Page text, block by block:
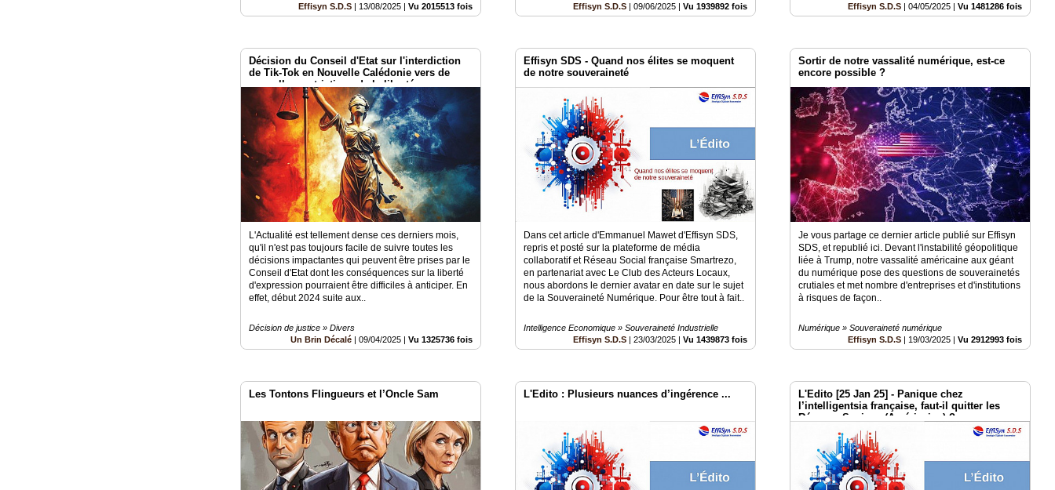
Effisyn S.D.S | 13/08/2025 |Vu 2015513 fois
Effisyn S.D.S |09/06/2025 |Vu 1939892 fois
Effisyn S.D.S |04/05/2025 |Vu 1481286 fois
Décision du Conseil d'Etat sur l'interdiction
de Tik-Tok en Nouvelle Calédonie vers de
nouvelles restrictions de la liberté
d'expression?
L'Actualité est tellement dense ces derniers mois,
qu'il n'est pas toujours facile de suivre toutes les
décisions impactantes qui peuvent être prises par le
Conseil d'Etat dont les conséquences sur la liberté
d'expression pourraient être difficiles à anticiper. En
effet, début 2024 suite aux..
Décision de justice » Divers
Un Brin Décalé |09/04/2025 |Vu 1325736 fois
Effisyn SDS - Quand nos élites se moquent
de notre souveraineté
Dans cet article d'Emmanuel Mawet d'Effisyn SDS,
repris et posté sur la plateforme de média
collaboratif et Réseau Social française Smartrezo,
en partenariat avec Le Club des Acteurs Locaux,
nous abordons le dernier avatar en date sur le sujet
de la Souveraineté Numérique. Pour être tout à fait..
Intelligence Economique » Souveraineté Industrielle
Effisyn S.D.S |23/03/2025 |Vu 1439873 fois
Sortir de notre vassalité numérique, est-ce
encore possible ?
Je vous partage ce dernier article publié sur Effisyn
SDS, et republié ici. Devant l'instabilité géopolitique
liée à Trump, notre vassalité américaine aux géant
du numérique pose des questions de souverainetés
crutiales et met nombre d'entreprises et d'institutions
à risques de façon..
Numérique » Souveraineté numérique
Effisyn S.D.S
19/03/2025 |Vu 2912993 fois
Les Tontons Flingueurs et l’Oncle Sam L'Edito : Plusieurs nuances d’ingérence ...
L'Edito [25 Jan 25] - Panique chez
l’intelligentsia française, faut-il quitter les
Réseaux Sociaux (Américains) ?